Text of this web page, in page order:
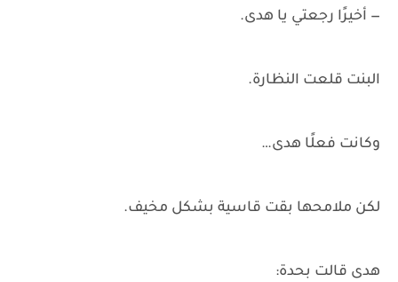
— أخيرًا رجعتي يا هدى.
البنت قلعت النظارة.
وكانت فعلًا هدى…
لكن ملامحها بقت قاسية بشكل مخيف.
هدى قالت بحدة: